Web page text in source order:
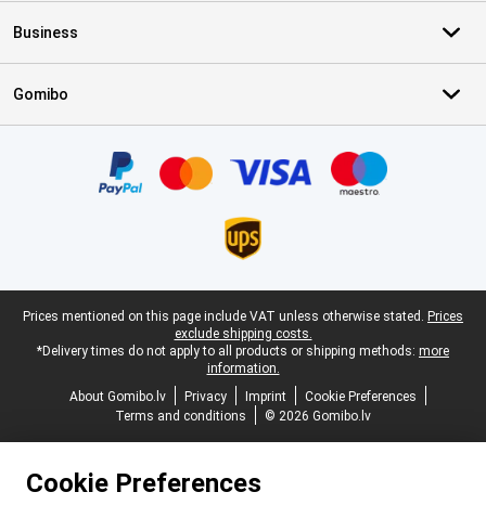
Business
Gomibo
Legal footer
Prices mentioned on this page include VAT unless otherwise stated. Prices
exclude shipping costs.
*Delivery times do not apply to all products or shipping methods: more
information.
About Gomibo.lv
Privacy Imprint
Cookie Preferences
Terms and conditions
© 2026 Gomibo.lv
Cookie Preferences